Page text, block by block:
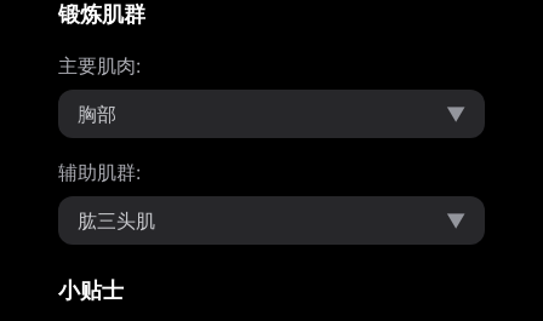
锻炼肌群
主要肌肉:
胸部
▼
辅助肌群:
肱三头肌
▼
小贴士